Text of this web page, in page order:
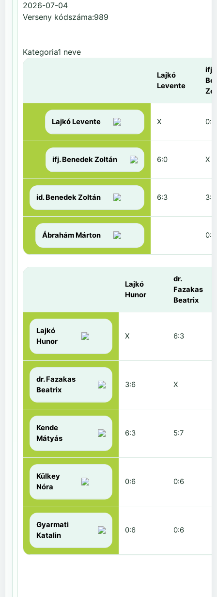
2026-07-04
Verseny kódszáma:989
Kategoria1 neve
Lajkó
Levente
ifj.
Lajkó Levente X 0:6
ifj. Benedek Zoltán 6:0 X
id. Benedek Zoltán 6:3 3:6
Ábrahám Márton 0:6
Lajkó
Hunor
dr.
Fazakas
Beatrix
Lajkó
Hunor
X 6:3
dr. Fazakas
Beatrix
3:6 X
Kende
Mátyás
6:3 5:7
Külkey
Nóra
0:6 0:6
Gyarmati
Katalin
0:6 0:6